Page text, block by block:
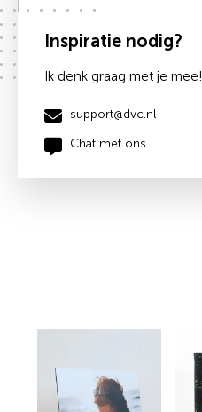
Inspiratie nodig?
Ik denk graag met je mee!
support@dvc.nl
Chat met ons